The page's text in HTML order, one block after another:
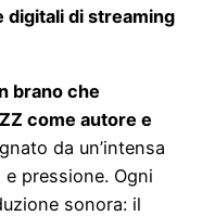
digitali di streaming
brano che
come autore e
da un’intensa
pressione. Ogni
sonora: il